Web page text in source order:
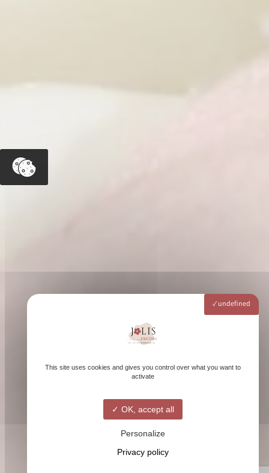
undefined
This site uses cookies and gives you control over what you want to
activate
OK, accept all
Personalize
Privacy policy